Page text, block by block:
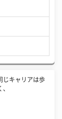
じキャリアは歩